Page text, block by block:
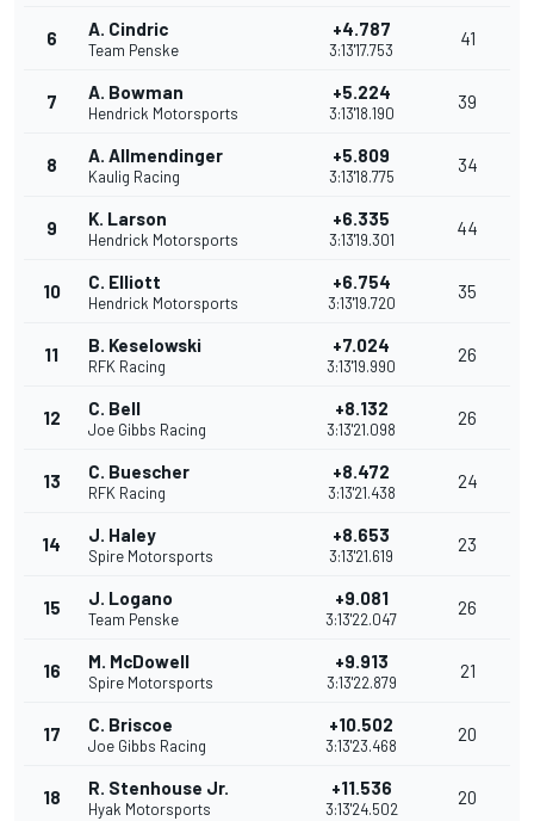
6 A. Cindric
Team Penske
+4.787
3:13'17.753
41
7 A. Bowman
Hendrick Motorsports
+5.224
3:13'18.190
39
8 A. Allmendinger
Kaulig Racing
+5.809
3:13'18.775
34
9 K. Larson
Hendrick Motorsports
+6.335
3:13'19.301
44
10 C. Elliott
Hendrick Motorsports
+6.754
3:13'19.720
35
11 B. Keselowski
RFK Racing
+7.024
3:13'19.990
26
12 C. Bell
Joe Gibbs Racing
+8.132
3:13'21.098
26
13 C. Buescher
RFK Racing
+8.472
3:13'21.438
24
14 J. Haley
Spire Motorsports
+8.653
3:13'21.619
23
15 J. Logano
Team Penske
+9.081
3:13'22.047
26
16 M. McDowell
Spire Motorsports
+9.913
3:13'22.879
21
17 C. Briscoe
Joe Gibbs Racing
+10.502
3:13'23.468
20
18 R. Stenhouse Jr.
Hyak Motorsports
+11.536
3:13'24.502
20